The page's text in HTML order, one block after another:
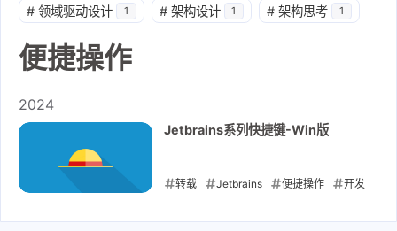
# 领域驱动设计 1 # 架构设计 1 # 架构思考 1
便捷操作
2024
Jetbrains系列快捷键-Win版
转载 Jetbrains 便捷操作 开发